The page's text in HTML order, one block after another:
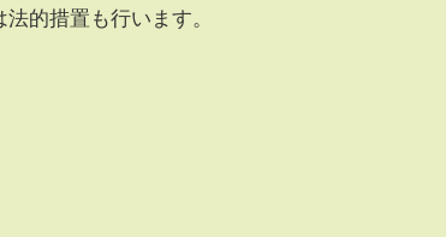
的措置も行います。